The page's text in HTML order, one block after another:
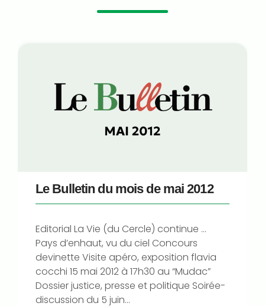
Le Bulletin du mois de mai 2012
Editorial La Vie (du Cercle) continue …
Pays d’enhaut, vu du ciel Concours
devinette Visite apéro, exposition flavia
cocchi 15 mai 2012 à 17h30 au “Mudac”
Dossier justice, presse et politique Soirée-
discussion du 5 juin...